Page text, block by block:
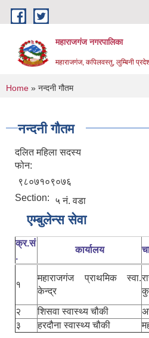
Skip to main content
महाराजगंज नगरपालिका
महाराजगंज, कपिलवस्तु, लुम्बिनी
You are here
Home » नन्दनी गौतम
नन्दनी गौतम
दलित महिला सदस्य
फोन:
९८०७१०९०७६
Section:
५ नं. वडा
एम्बुलेन्स सेवा
क्र.सं
.
कार्यालय
१
महाराजगंज प्राथमिक स्वा.
केन्द्र
२
शिसवा स्वास्थ्य चौकी
३
हरदौना स्वास्थ्य चौकी